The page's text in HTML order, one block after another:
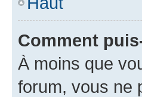
Comment
À moins que
forum, vous ne